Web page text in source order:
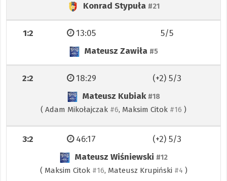
Konrad Stypuła #21
1:2
Mateusz Zawiła #5
5/5
13:05
2:2
Mateusz Kubiak #18
( Adam Mikołajczak #6, Maksim Citok #16 )
(+2) 5/3
18:29
3:2
Mateusz Wiśniewski #12
( Maksim Citok #16, Mateusz Krupiński #4 )
(+2) 5/3
46:17